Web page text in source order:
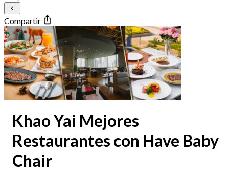
Compartir
Khao Yai Mejores
Restaurantes con Have Baby
Chair